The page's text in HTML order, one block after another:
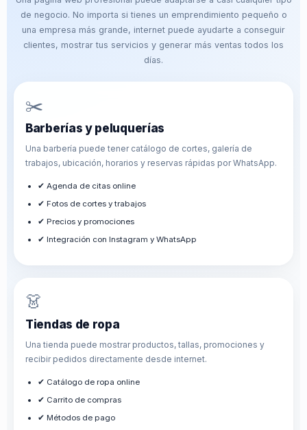
de negocio. No importa si tienes un emprendimiento pequeño o
una empresa más grande, internet puede ayudarte a conseguir
clientes, mostrar tus servicios y generar más ventas todos los
días.
✂️
Barberías y peluquerías
Una barbería puede tener catálogo de cortes, galería de
trabajos, ubicación, horarios y reservas rápidas por WhatsApp.
✔ Agenda de citas online
✔ Fotos de cortes y trabajos
✔ Precios y promociones
✔ Integración con Instagram y WhatsApp
👗
Tiendas de ropa
Una tienda puede mostrar productos, tallas, promociones y
recibir pedidos directamente desde internet.
✔ Catálogo de ropa online
✔ Carrito de compras
✔ Métodos de pago